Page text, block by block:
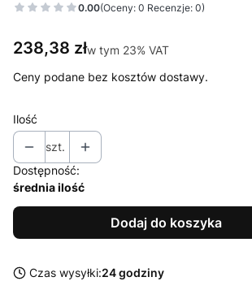
0.00(Oceny: 0 Recenzje: 0)
Cena
238,38 złw tym 23% VAT
w tym 23% VAT
Ceny podane bez kosztów dostawy.
Ilość
szt.
Dostępność:
średnia ilość
Dodaj do koszyka
Czas wysyłki:24 godziny